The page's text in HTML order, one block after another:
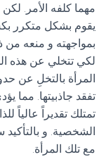
مهما كلفه الأمر.
يقوم بشكل متكرر
بمواجهته و منعه
لكي تتخلي عن هذه
المرأة بالتخلِ عن
تفقد جاذبيتها. مما
تمتلك تقديراً عالياً
الشخصية. و
مع تلك المرأة.